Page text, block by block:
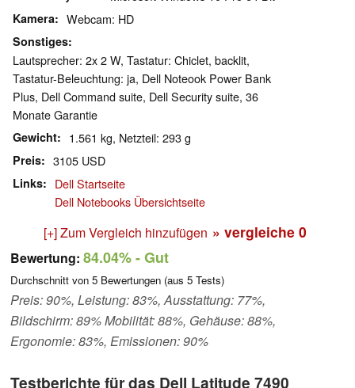
Kamera Webcam: HD
Sonstiges
Lautsprecher: 2x 2 W, Tastatur: Chiclet, backlit,
Tastatur-Beleuchtung: ja, Dell Noteook Power Bank
Plus, Dell Command suite, Dell Security suite, 36
Monate Garantie
Gewicht 1.561 kg, Netzteil: 293 g
Preis 3105 USD
Links
Dell Startseite
Dell Notebooks Übersichtseite
[+] Zum Vergleich hinzufügen » vergleiche 0
Bewertung: 84.04%- Gut
Durchschnitt von 5 Bewertungen (aus 5 Tests)
Preis: 90%, Leistung: 83%, Ausstattung: 77%,
Bildschirm: 89% Mobilität: 88%, Gehäuse: 88%,
Ergonomie: 83%, Emissionen: 90%
Testberichte für das Dell Latitude 7490